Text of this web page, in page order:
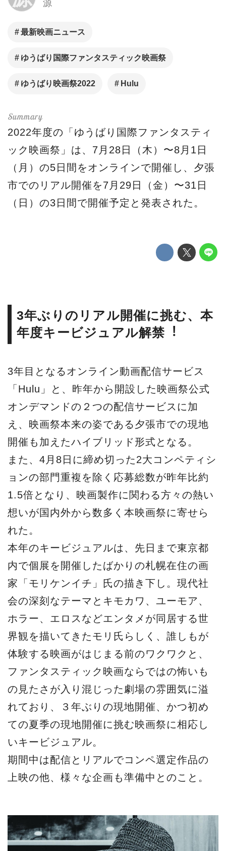
源
最新映画ニュース
ゆうばり国際ファンタスティック映画祭
ゆうばり映画祭2022 Hulu
2022年度の「ゆうばり国際ファンタスティ
ック映画祭」は、7⽉28⽇（⽊）〜8⽉1⽇
（⽉）の5⽇間をオンラインで開催し、⼣張
市でのリアル開催を7⽉29⽇（⾦）〜31⽇
（⽇）の3⽇間で開催予定と発表された。
3年ぶりのリアル開催に挑む、本
年度キービジュアル解禁︕
3年⽬となるオンライン動画配信サービス
「Hulu」と、昨年から開設した映画祭公式
オンデマンドの２つの配信サービスに加
え、映画祭本来の姿である⼣張市での現地
開催も加えたハイブリッド形式となる。
また、4⽉8⽇に締め切った2⼤コンペティシ
ョンの部⾨重複を除く応募総数が昨年⽐約
1.5倍となり、映画製作に関わる⽅々の熱い
想いが国内外から数多く本映画祭に寄せら
れた。
本年のキービジュアルは、先⽇まで東京都
内で個展を開催したばかりの札幌在住の画
家「モリケンイチ」⽒の描き下し。現代社
会の深刻なテーマとキモカワ、ユーモア、
ホラー、エロスなどエンタメが同居する世
界観を描いてきたモリ⽒らしく、誰しもが
体験する映画がはじまる前のワクワクと、
ファンタスティック映画ならではの怖いも
の⾒たさが⼊り混じった劇場の雰囲気に溢
れており、３年ぶりの現地開催、かつ初め
ての夏季の現地開催に挑む映画祭に相応し
いキービジュアル。
期間中は配信とリアルでコンペ選定作品の
上映の他、様々な企画も準備中とのこと。